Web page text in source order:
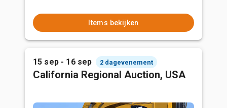
Items bekijken
15 sep - 16 sep 2 dagevenement
California Regional Auction, USA